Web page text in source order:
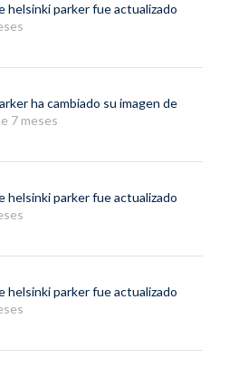
helsinki parkerfue actualizado
ha cambiado su imagen de
7 meses
helsinki parkerfue actualizado
helsinki parkerfue actualizado